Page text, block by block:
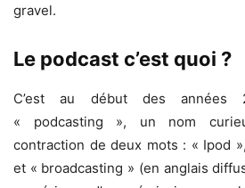
gravel.
Le podcast c’est quoi ?
C’est au début des années
« podcasting », un nom
contraction de deux mots : « Ipod
et « broadcasting » (en anglais